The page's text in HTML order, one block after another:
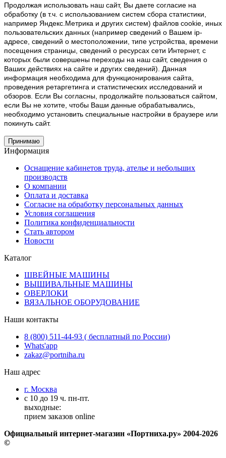
Продолжая использовать наш cайт, Вы даете согласие на
обработку (в т.ч. с использованием систем сбора статистики,
например Яндекс.Метрика и других систем) файлов cookie, иных
пользовательских данных (например сведений о Вашем ip-
адресе, сведений о местоположении, типе устройства, времени
посещения страницы, сведений о ресурсах сети Интернет, с
которых были совершены переходы на наш сайт, сведения о
Ваших действиях на сайте и других сведений). Данная
информация необходима для функционирования сайта,
проведения ретаргетинга и статистических исследований и
обзоров. Если Вы согласны, продолжайте пользоваться сайтом,
если Вы не хотите, чтобы Ваши данные обрабатывались,
необходимо установить специальные настройки в браузере или
покинуть сайт.
Принимаю
Информация
Оснащение кабинетов труда, ателье и небольших
производств
О компании
Оплата и доставка
Согласие на обработку персональных данных
Условия соглашения
Политика конфиденциальности
Стать автором
Новости
Каталог
ШВЕЙНЫЕ МАШИНЫ
ВЫШИВАЛЬНЫЕ МАШИНЫ
ОВЕРЛОКИ
ВЯЗАЛЬНОЕ ОБОРУДОВАНИЕ
Наши контакты
8 (800) 511-44-93 ( бесплатный по России)
Whats'app
zakaz@portniha.ru
Наш адрес
г. Москва
с 10 до 19 ч. пн-пт.
выходные:
прием заказов online
Официальный интернет-магазин «Портниха.ру» 2004-2026
©